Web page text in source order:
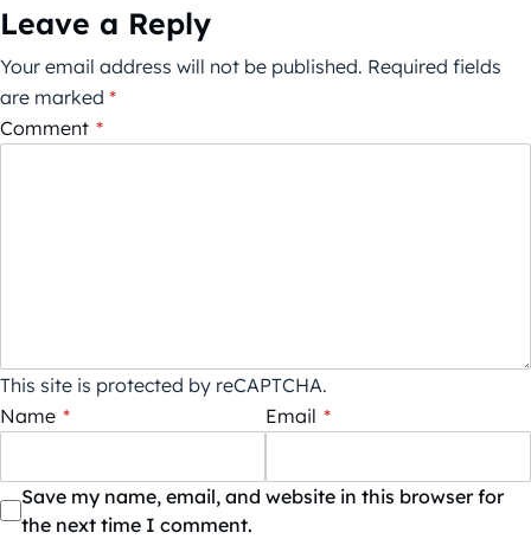
Leave a Reply
Your email address will not be published. Required fields
are marked *
Comment *
This site is protected by reCAPTCHA.
Name * Email *
Save my name, email, and website in this browser for
the next time I comment.